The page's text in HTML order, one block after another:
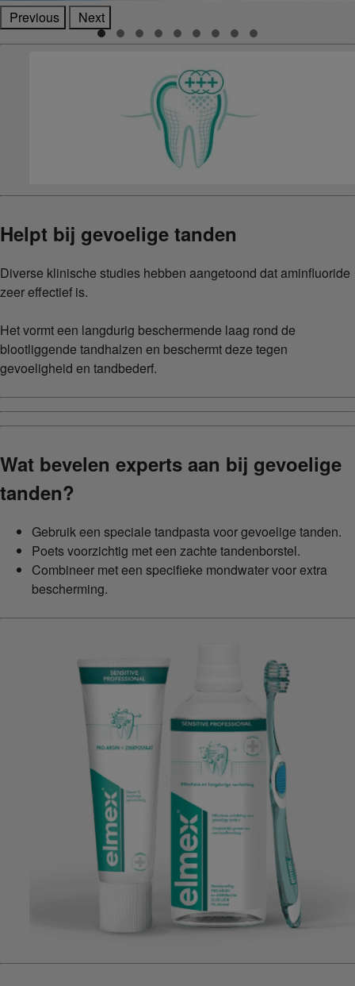
Previous Next
Helpt bij gevoelige tanden
Diverse klinische studies hebben aangetoond dat aminfluoride
zeer effectief is.
Het vormt een langdurig beschermende laag rond de
blootliggende tandhalzen en beschermt deze tegen
gevoeligheid en tandbederf.
Wat bevelen experts aan bij gevoelige
tanden?
Gebruik een speciale tandpasta voor gevoelige tanden.
Poets voorzichtig met een zachte tandenborstel.
Combineer met een specifieke mondwater voor extra
bescherming.